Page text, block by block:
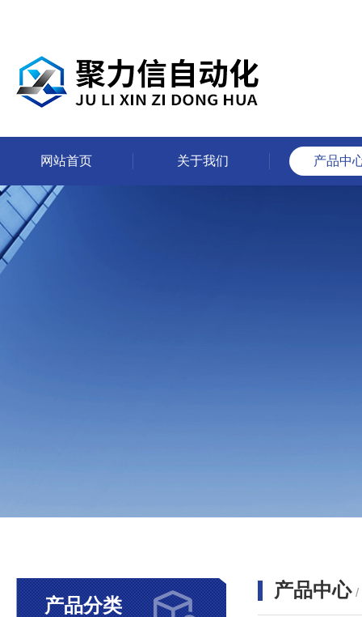
网站首页 关于我们 产品中
产品分类
产品中心 /